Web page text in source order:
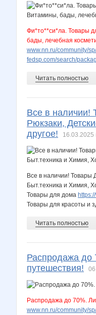
Фи*то**си*ла. Товары
бады, лечебная
www.nn.ru/community/
fedsp.com/search/
Читать полностью
Все в наличии!
Рюкзаки,
другое!
16.03.2025
Все в наличии! Товары
Быт.техника и Химия,
Товары для дома
Товары для красоты и
Читать полностью
Распродажа до
путешествия!
Распродажа до 70%.
www.nn.ru/community/